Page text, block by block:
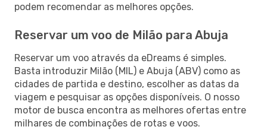
podem recomendar as melhores opções.
Reservar um voo de Milão para Abuja
Reservar um voo através da eDreams é simples.
Basta introduzir Milão (MIL) e Abuja (ABV) como as
cidades de partida e destino, escolher as datas da
viagem e pesquisar as opções disponíveis. O nosso
motor de busca encontra as melhores ofertas entre
milhares de combinações de rotas e voos.